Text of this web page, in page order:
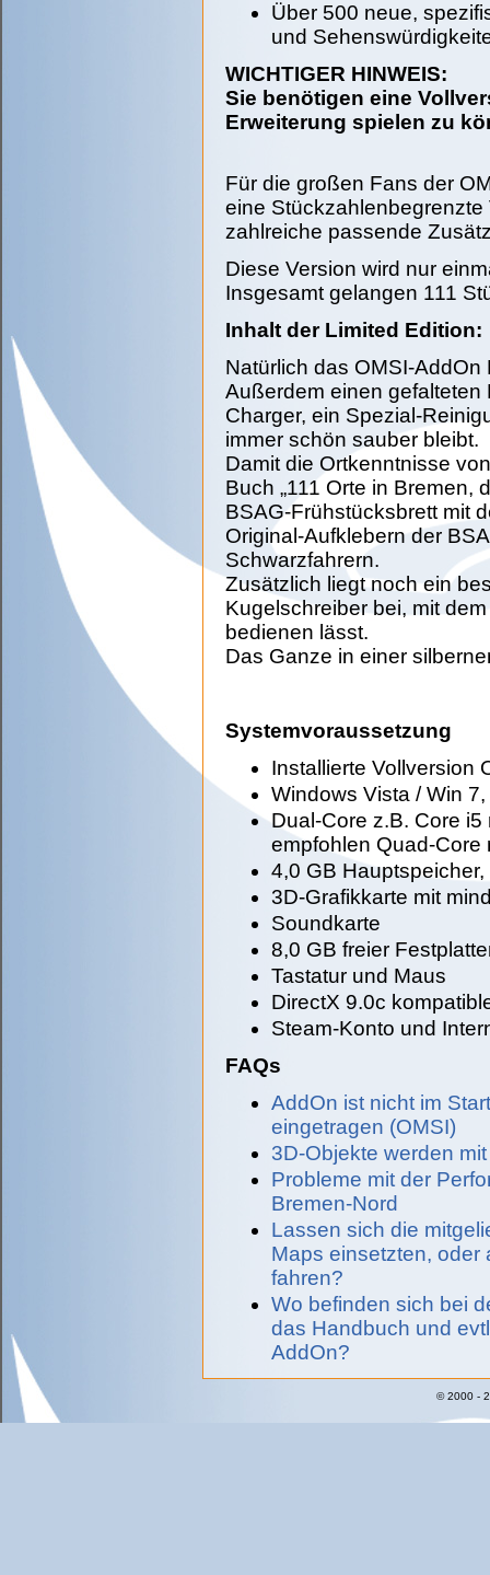
Über 500 neue,
und
WICHTIGER HINWEIS:
Sie benötigen eine
Erweiterung spielen zu
Für die großen Fans der
eine
zahlreiche passende
Diese Version wird nur
Insgesamt gelangen 111
Inhalt der Limited Edition:
Natürlich das OMSI-
Außerdem einen gefalteten
Charger, ein Spezial-
immer schön sauber bleibt.
Damit die Ortkenntnisse
Buch „111 Orte in Bremen,
BSAG-Frühstücksbrett mit
Original-Aufklebern der
Schwarzfahrern.
Zusätzlich liegt noch ein
Kugelschreiber bei, mit
bedienen lässt.
Das Ganze in einer
Systemvoraussetzung
Installierte Vollversion
Windows Vista / Win
Dual-Core z.B. Core
empfohlen Quad-Core
4,0 GB
3D-Grafikkarte mit
Soundkarte
8,0 GB freier
Tastatur und Maus
DirectX 9.0c
Steam-Konto und
FAQs
AddOn ist nicht im
eingetragen (OMSI)
3D-Objekte werden
Probleme mit der
Bremen-Nord
Lassen sich die
Maps einsetzten, oder
fahren?
Wo befinden sich bei
das Handbuch und
AddOn?
© 2000 -